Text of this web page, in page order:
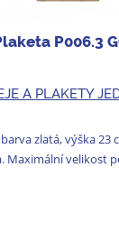
P006.3
A PLAKETY
zlatá, výška
Maximální velikost